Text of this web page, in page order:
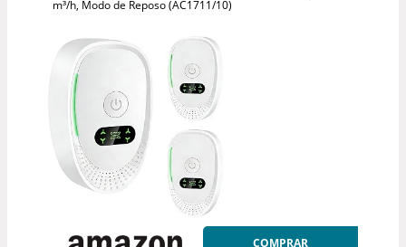
m³/h, Modo de Reposo (AC1711/10)
COMPRAR